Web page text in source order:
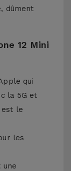
dûment
12 Mini
qui
la 5G et
est le
les